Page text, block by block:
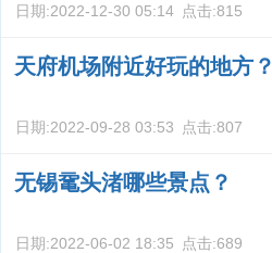
日期:2022-12-30 05:14 点击:815
天府机场附近好玩的地方？
日期:2022-09-28 03:53 点击:807
无锡鼋头渚哪些景点？
日期:2022-06-02 18:35 点击:689